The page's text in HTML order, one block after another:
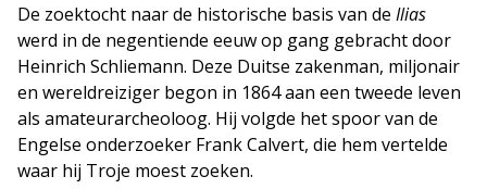
De zoektocht naar de historische basis van de Ilias
werd in de negentiende eeuw op gang gebracht door
Heinrich Schliemann. Deze Duitse zakenman, miljonair
en wereldreiziger begon in 1864 aan een tweede leven
als amateurarcheoloog. Hij volgde het spoor van de
Engelse onderzoeker Frank Calvert, die hem vertelde
waar hij Troje moest zoeken.